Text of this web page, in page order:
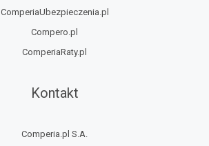
ComperiaUbezpieczenia.pl
Compero.pl
ComperiaRaty.pl
Kontakt
Comperia.pl S.A.